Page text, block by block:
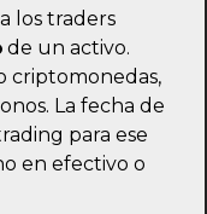
los traders
de un activo.
criptomonedas,
La fecha de
para ese
en efectivo o